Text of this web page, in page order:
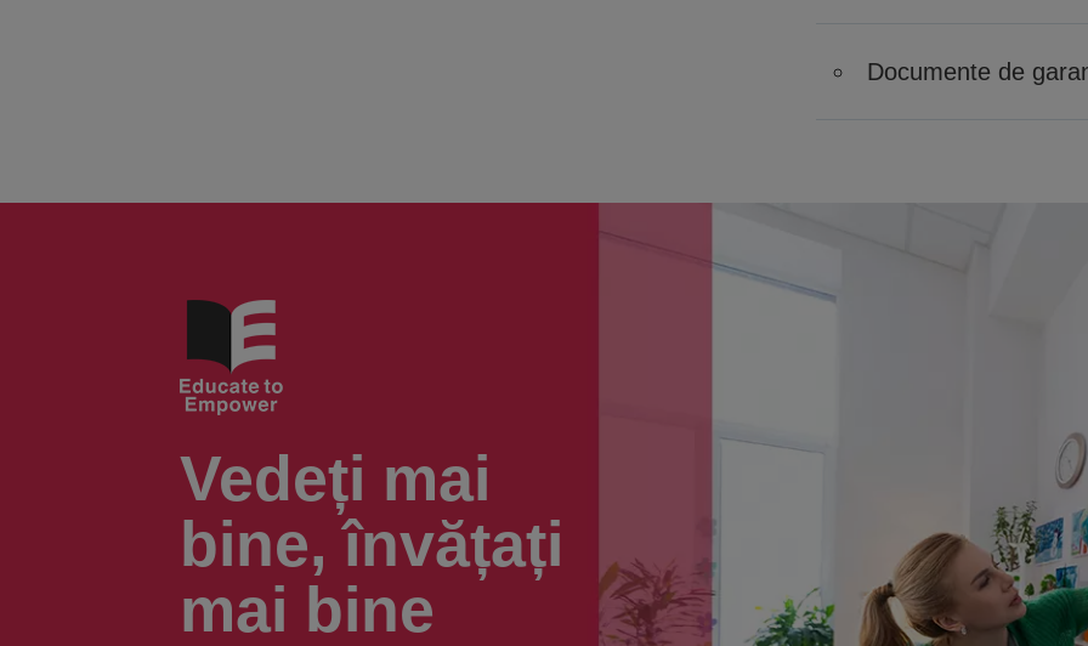
Documente de
Vedeți mai
bine, învățați
mai bine